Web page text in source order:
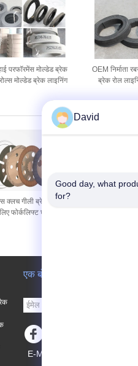
परफॉरमेंस मोल्डेड ब्रेक
मोल्डेड ब्रेक लाइनिंग
OEM निर्माता
ब्रेक रोल
क्लच गीली ब्रेक के लिए
फोर्कलिफ्ट घर्षण डिस्क
एक बोली का अनुरोध
E-Mail
David
Good day, what
for?